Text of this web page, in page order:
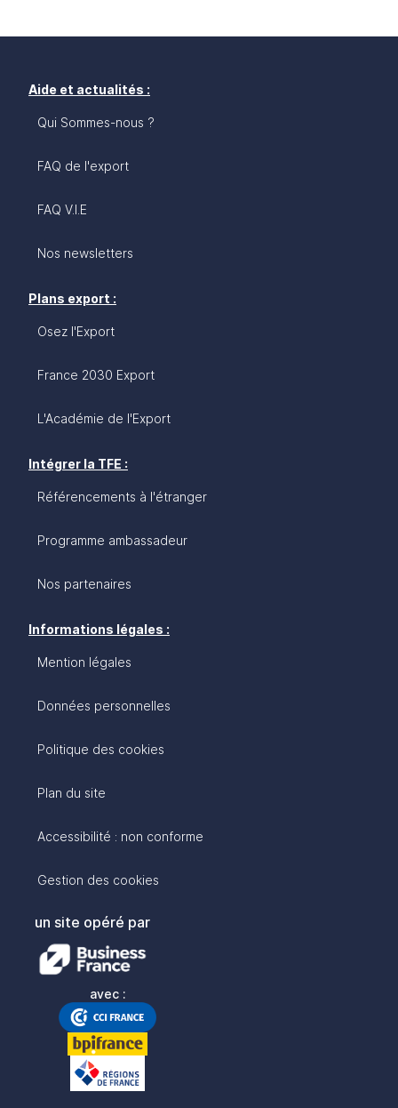
Aide et actualités :
Qui Sommes-nous ?
FAQ de l'export
FAQ V.I.E
Nos newsletters
Plans export :
Osez l'Export
France 2030 Export
L'Académie de l'Export
Intégrer la TFE :
Référencements à l'étranger
Programme ambassadeur
Nos partenaires
Informations légales :
Mention légales
Données personnelles
Politique des cookies
Plan du site
Accessibilité : non conforme
Gestion des cookies
un site opéré par
avec :